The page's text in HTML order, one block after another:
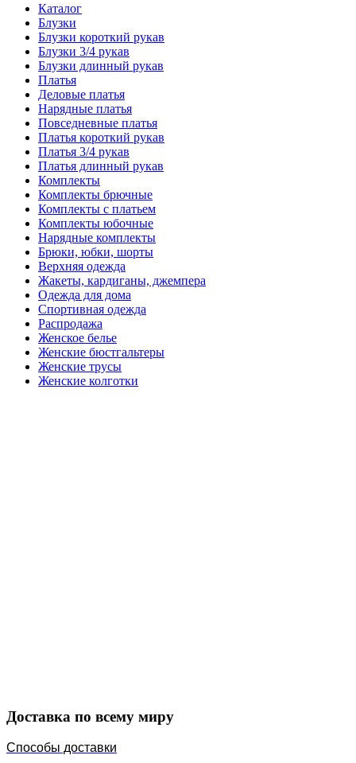
Каталог
Блузки
Блузки короткий рукав
Блузки 3/4 рукав
Блузки длинный рукав
Платья
Деловые платья
Нарядные платья
Повседневные платья
Платья короткий рукав
Платья 3/4 рукав
Платья длинный рукав
Комплекты
Комплекты брючные
Комплекты с платьем
Комплекты юбочные
Нарядные комплекты
Брюки, юбки, шорты
Верхняя одежда
Жакеты, кардиганы, джемпера
Одежда для дома
Спортивная одежда
Распродажа
Женское белье
Женские бюстгальтеры
Женские трусы
Женские колготки
Доставка по всему миру
Способы доставки